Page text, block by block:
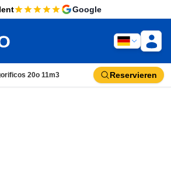
Google
20o 11m3 Reservieren